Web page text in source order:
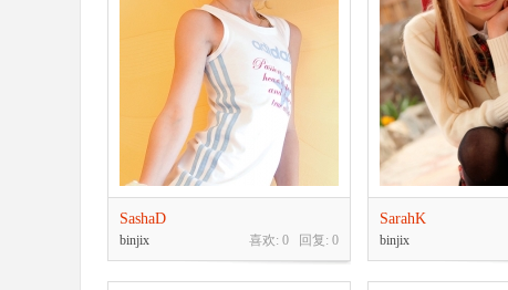
SashaD
喜欢: 0 回复: 0
binjix
SarahK
binjix